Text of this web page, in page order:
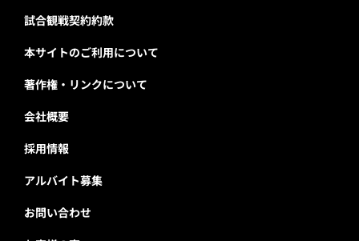
試合観戦契約約款
本サイトのご利用について
著作権・リンクについて
会社概要
採用情報
アルバイト募集
お問い合わせ